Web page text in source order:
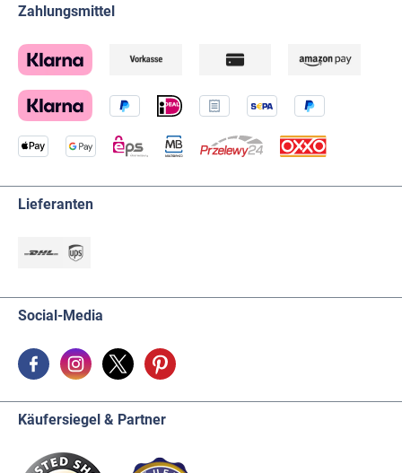
Zahlungsmittel
Lieferanten
Social-Media
Käufersiegel & Partner